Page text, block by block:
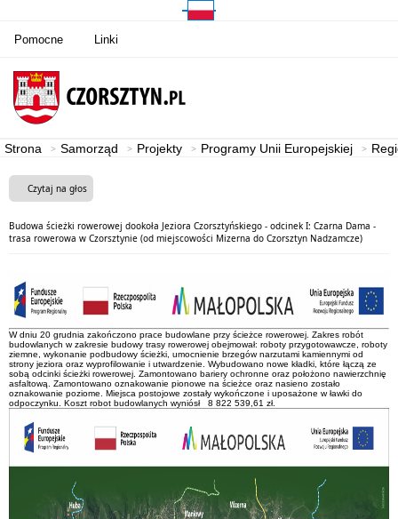
Pomocne Linki
Strona Samorząd Projekty Programy Unii Europejskiej
Czytaj na głos
Budowa ścieżki rowerowej dookoła Jeziora Czorsztyńskiego - odcinek I: Czarna Dama -
trasa rowerowa w Czorsztynie (od miejscowości Mizerna do Czorsztyn Nadzamcze)
W dniu 20 grudnia zakończono prace budowlane przy ścieżce rowerowej. Zakres robót
budowlanych w zakresie budowy trasy rowerowej obejmował: roboty przygotowawcze, roboty
ziemne, wykonanie podbudowy ścieżki, umocnienie brzegów narzutami kamiennymi od
strony jeziora oraz wyprofilowanie i utwardzenie. Wybudowano nowe kładki, które łączą ze
sobą odcinki ścieżki rowerowej. Zamontowano bariery ochronne oraz położono nawierzchnię
asfaltową. Zamontowano oznakowanie pionowe na ścieżce oraz nasieno zostało
oznakowanie poziome. Miejsca postojowe zostały wykończone i uposażone w ławki do
odpoczynku. Koszt robot budowlanych wyniósł 8 822 539,61 zł.